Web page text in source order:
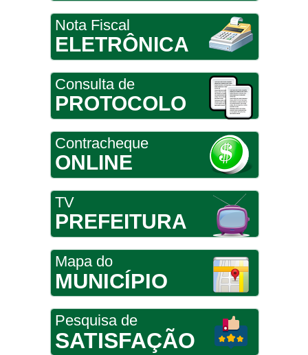
Nota Fiscal
ELETRÔNICA
Consulta de
PROTOCOLO
Contracheque
ONLINE
TV
PREFEITURA
Mapa do
MUNICÍPIO
Pesquisa de
SATISFAÇÃO